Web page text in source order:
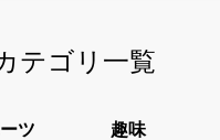
テゴリ一覧
ツ 趣味